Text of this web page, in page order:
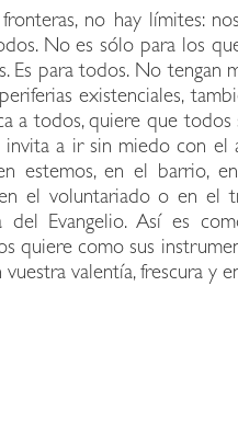
no hay límites:
No es sólo para los
Es para todos. No tengan
existenciales,
a todos, quiere que
a ir sin miedo con el
estemos, en el barrio,
el voluntariado o en el
Evangelio. Así es
quiere como sus
valentía, frescura y